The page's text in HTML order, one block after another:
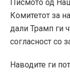
Писмото од
Комитетот за
дали Трамп ги
согласност со
Наводите ги